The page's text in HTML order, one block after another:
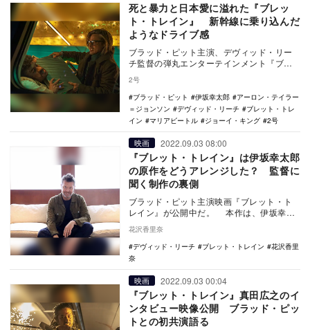
死と暴力と日本愛に溢れた『ブレッ
ト・トレイン』 新幹線に乗り込んだ
ようなドライブ感
ブラッド・ピット主演、デヴィッド・リー
チ監督の弾丸エンターテインメント『ブレ
た。伊坂幸太郎の…
2号
ブラッド・ピット
伊坂幸太郎
アーロン・テイラー
＝ジョンソン
デヴィッド・リーチ
ブレット・トレ
イン
マリアビートル ジョーイ・キング 2号
映画 2022.09.03 08:00
『ブレット・トレイン』は伊坂幸太郎
の原作をどうアレンジした？ 監督に
聞く制作の裏側
ブラッド・ピット主演映画『ブレット・ト
レイン』が公開中だ。 本作は、伊坂幸太
郎のベストセラー小説『マリアビートル』
を、『デッ…
花沢香里奈
デヴィッド・リーチ
ブレット・トレイン
花沢香里
奈
映画 2022.09.03 00:04
『ブレット・トレイン』真田広之のイ
ンタビュー映像公開 ブラッド・ピッ
トとの初共演語る